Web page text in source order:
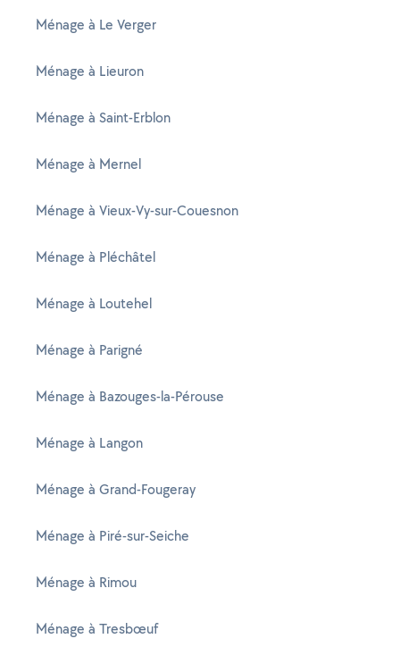
Ménage à Le Verger
Ménage à Lieuron
Ménage à Saint-Erblon
Ménage à Mernel
Ménage à Vieux-Vy-sur-Couesnon
Ménage à Pléchâtel
Ménage à Loutehel
Ménage à Parigné
Ménage à Bazouges-la-Pérouse
Ménage à Langon
Ménage à Grand-Fougeray
Ménage à Piré-sur-Seiche
Ménage à Rimou
Ménage à Tresbœuf